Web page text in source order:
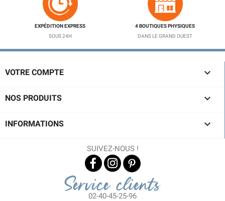
EXPÉDITION EXPRESS
SOUS 24H
4 BOUTIQUES PHYSIQUES
DANS LE GRAND OUEST
VOTRE COMPTE 
NOS PRODUITS 
INFORMATIONS 
SUIVEZ-NOUS !
Service clients
02-40-45-25-96